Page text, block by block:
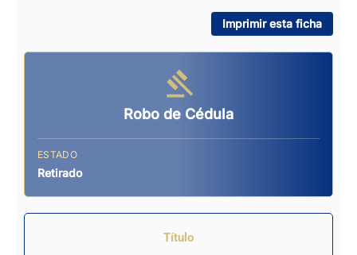
Imprimir esta ficha
Robo de Cédula
ESTADO
Retirado
Título